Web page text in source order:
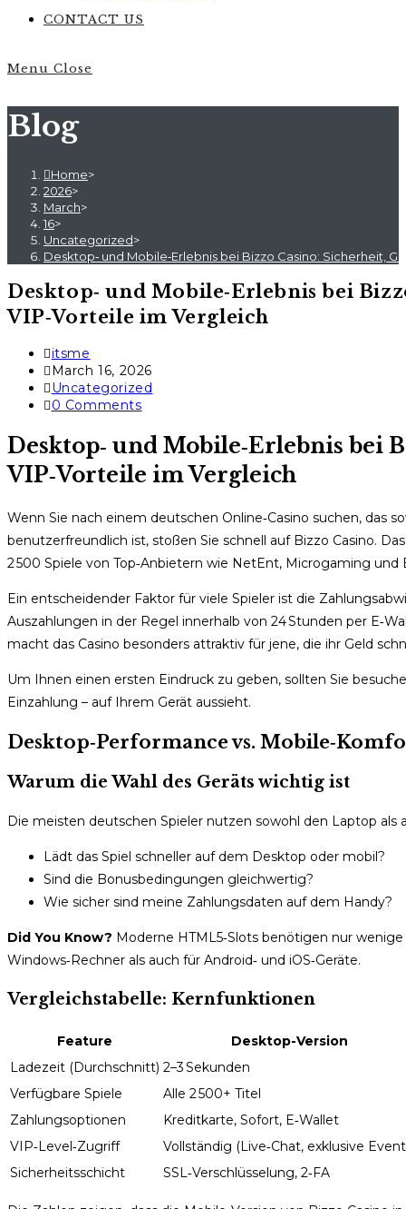
CONTACT US
Menu Close
Blog
Home>
2026>
March>
16>
Uncategorized>
Desktop‑ und Mobile‑Erlebnis bei Bizzo Casino: Sicherheit,
Desktop‑ und Mobile‑Erlebnis bei
VIP‑Vorteile im Vergleich
Post
author:
itsme
Post
published:
March 16, 2026
Post
category:
Uncategorized
Post
0 Comments
Desktop‑ und Mobile‑Erlebnis bei
VIP‑Vorteile im Vergleich
Wenn Sie nach einem deutschen Online‑Casino suchen, das
benutzerfreundlich ist, stoßen Sie schnell auf Bizzo Casino.
2 500 Spiele von Top‑Anbietern wie NetEnt, Microgaming und
Ein entscheidender Faktor für viele Spieler ist die
Auszahlungen in der Regel innerhalb von 24 Stunden per
macht das Casino besonders attraktiv für jene, die ihr Geld
Um Ihnen einen ersten Eindruck zu geben, sollten Sie
Einzahlung – auf Ihrem Gerät aussieht.
Desktop‑Performance vs.
Warum die Wahl des Geräts wichtig ist
Die meisten deutschen Spieler nutzen sowohl den Laptop
Lädt das Spiel schneller auf dem Desktop oder mobil?
Sind die Bonusbedingungen gleichwertig?
Wie sicher sind meine Zahlungsdaten auf dem Handy?
Did You Know? Moderne HTML5‑Slots benötigen nur
Windows‑Rechner als auch für Android‑ und iOS‑Geräte.
Vergleichstabelle: Kernfunktionen
Feature
Desktop-Version
Ladezeit (Durchschnitt) 2–3 Sekunden
Verfügbare Spiele
Alle 2 500+ Titel
Zahlungsoptionen
Kreditkarte, Sofort, E‑Wallet
VIP‑Level‑Zugriff
Vollständig (Live‑Chat, exklusive
Sicherheitsschicht
SSL‑Verschlüsselung, 2‑FA